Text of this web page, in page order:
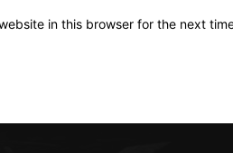
in this browser for the next